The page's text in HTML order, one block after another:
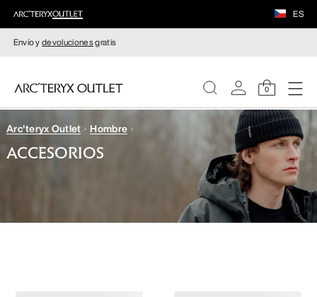
ES
Envío ydevolucionesgratis
0
MUJERE
Arc'teryx Outlet Hombre
ACCESORIOS